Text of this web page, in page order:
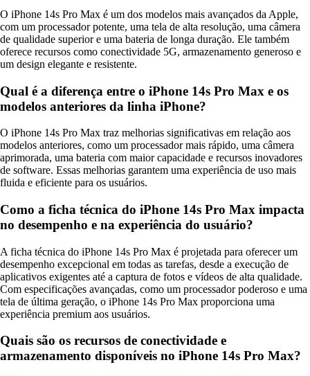
O iPhone 14s Pro Max é um dos modelos mais avançados da Apple,
com um processador potente, uma tela de alta resolução, uma câmera
de qualidade superior e uma bateria de longa duração. Ele também
oferece recursos como conectividade 5G, armazenamento generoso e
um design elegante e resistente.
Qual é a diferença entre o iPhone 14s Pro Max e os
modelos anteriores da linha iPhone?
O iPhone 14s Pro Max traz melhorias significativas em relação aos
modelos anteriores, como um processador mais rápido, uma câmera
aprimorada, uma bateria com maior capacidade e recursos inovadores
de software. Essas melhorias garantem uma experiência de uso mais
fluida e eficiente para os usuários.
Como a ficha técnica do iPhone 14s Pro Max impacta
no desempenho e na experiência do usuário?
A ficha técnica do iPhone 14s Pro Max é projetada para oferecer um
desempenho excepcional em todas as tarefas, desde a execução de
aplicativos exigentes até a captura de fotos e vídeos de alta qualidade.
Com especificações avançadas, como um processador poderoso e uma
tela de última geração, o iPhone 14s Pro Max proporciona uma
experiência premium aos usuários.
Quais são os recursos de conectividade e
armazenamento disponíveis no iPhone 14s Pro Max?